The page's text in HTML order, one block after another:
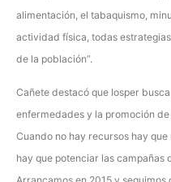
alimentación, el tabaquismo,
actividad física, todas
de la población”.
Cañete destacó que Iosper
enfermedades y la promoción
Cuando no hay recursos hay
hay que potenciar las campañas